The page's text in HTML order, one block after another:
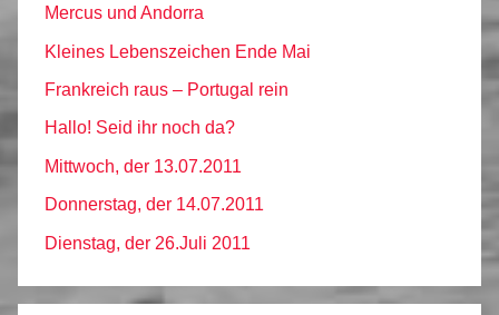
Mercus und Andorra
Kleines Lebenszeichen Ende Mai
Frankreich raus – Portugal rein
Hallo! Seid ihr noch da?
Mittwoch, der 13.07.2011
Donnerstag, der 14.07.2011
Dienstag, der 26.Juli 2011